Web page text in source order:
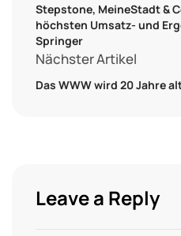
Stepstone, MeineStadt &
höchsten Umsatz- und
Springer
Nächster Artikel
Das WWW wird 20 Jahre
Leave a Reply